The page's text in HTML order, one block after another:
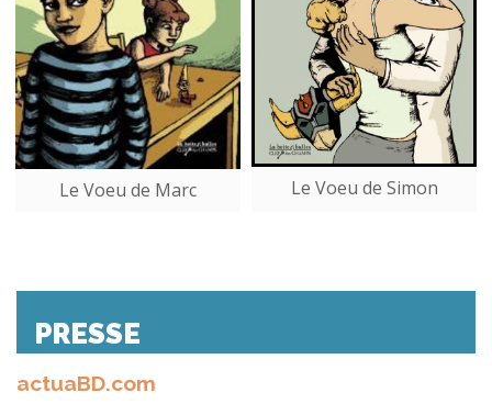
Le Voeu de Marc Le Voeu de Simon
PRESSE
actuaBD.com